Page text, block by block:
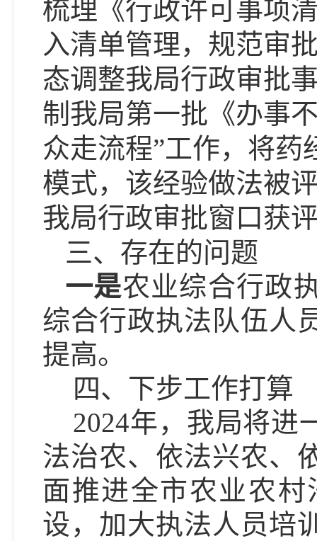
梳理《行政许可事项
入清单管理，规范审
态调整我局行政审批
制我局第一批《办事
众走流程”工作，将药
模式，该经验做法被
我局行政审批窗口获
三、 存在的问题
一是农业综合行政
综合行政执法队伍人
提高。
四、下步工作打算
2024年，我局将进
法治农、依法兴农、
面推进全市农业农
设，加大执法人员培